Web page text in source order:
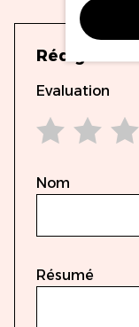
Rédigez
Evaluation
Nom
Résumé